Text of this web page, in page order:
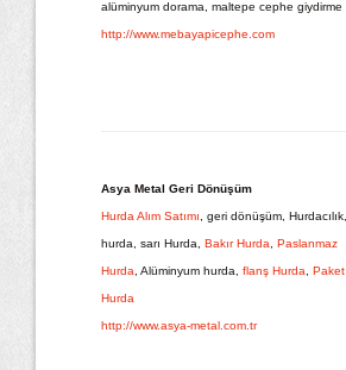
alüminyum dorama, maltepe cephe giydirme
http://www.mebayapicephe.com
Asya Metal Geri Dönüşüm
Hurda Alım Satımı , geri dönüşüm, Hurdacılık,
hurda, sarı Hurda, Bakır Hurda Paslanmaz
Hurda , Alüminyum hurda, flanş Hurda Paket
Hurda
http://www.asya-metal.com.tr